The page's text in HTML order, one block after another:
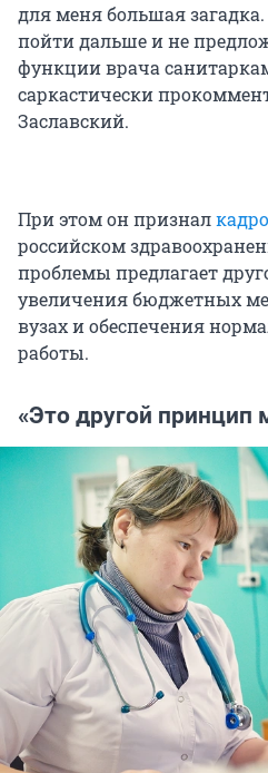
для меня большая
пойти дальше и не
функции врача
саркастически
Заславский.
При этом он признал
российском
проблемы предлагает
увеличения бюджетных
вузах и обеспечения
работы.
«Это другой